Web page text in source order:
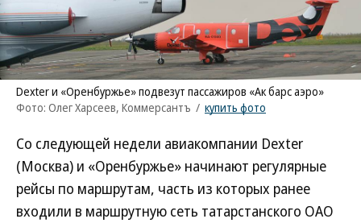
Dexter и «Оренбуржье» подвезут пассажиров «Ак барс аэро»
Фото: Олег Харсеев, Коммерсантъ / купить фото
Со следующей недели авиакомпании Dexter
(Москва) и «Оренбуржье» начинают регулярные
рейсы по маршрутам, часть из которых ранее
входили в маршрутную сеть татарстанского ОАО